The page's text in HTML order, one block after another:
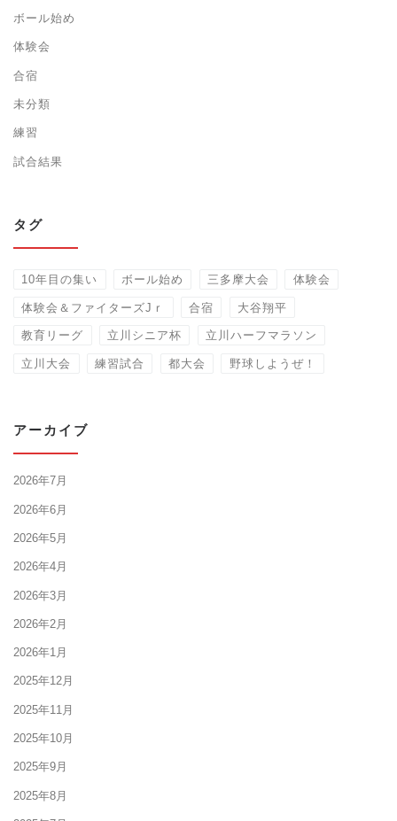
ボール始め
体験会
合宿
未分類
練習
試合結果
タグ
10年目の集い ボール始め 三多摩大会 体験会
体験会＆ファイターズJｒ 合宿 大谷翔平
教育リーグ 立川シニア杯 立川ハーフマラソン
立川大会 練習試合 都大会 野球しようぜ！
アーカイブ
2026年7月
2026年6月
2026年5月
2026年4月
2026年3月
2026年2月
2026年1月
2025年12月
2025年11月
2025年10月
2025年9月
2025年8月